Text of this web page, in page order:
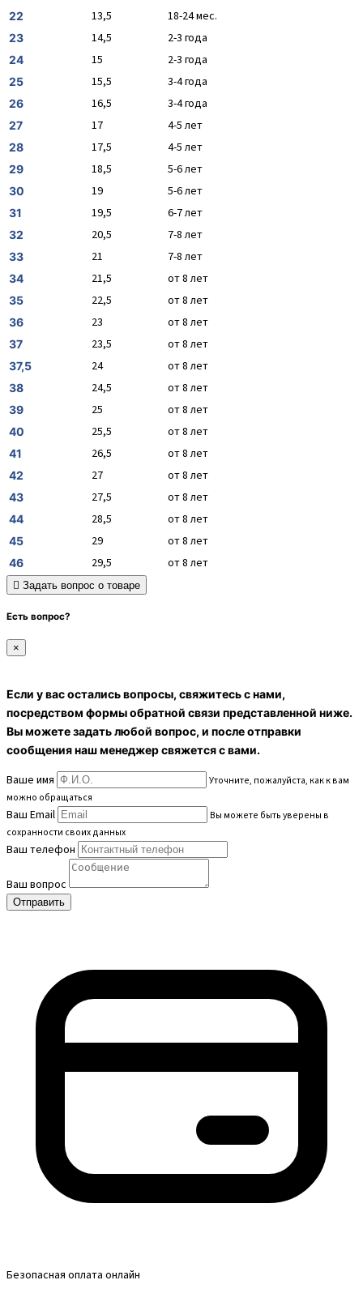
22 13,5 18-24 мес.
23 14,5 2-3 года
24 15 2-3 года
25 15,5 3-4 года
26 16,5 3-4 года
27 17 4-5 лет
28 17,5 4-5 лет
29 18,5 5-6 лет
30 19 5-6 лет
31 19,5 6-7 лет
32 20,5 7-8 лет
33 21 7-8 лет
34 21,5 от 8 лет
35 22,5 от 8 лет
36 23 от 8 лет
37 23,5 от 8 лет
37,5 24 от 8 лет
38 24,5 от 8 лет
39 25 от 8 лет
40 25,5 от 8 лет
41 26,5 от 8 лет
42 27 от 8 лет
43 27,5 от 8 лет
44 28,5 от 8 лет
45 29 от 8 лет
46 29,5 от 8 лет
Задать вопрос о товаре
Есть вопрос?
×
Если у вас остались вопросы, свяжитесь с нами,
посредством формы обратной связи представленной ниже.
Вы можете задать любой вопрос, и после отправки
сообщения наш менеджер свяжется с вами.
Ваше имя
Уточните, пожалуйста, как к вам
можно обращаться
Ваш Email
Вы можете быть уверены в
сохранности своих данных
Ваш телефон
Ваш вопрос
Безопасная оплата онлайн